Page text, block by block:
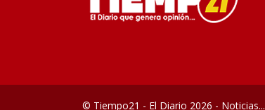
© Tiempo21 - El Diario 2026 - Noticias...